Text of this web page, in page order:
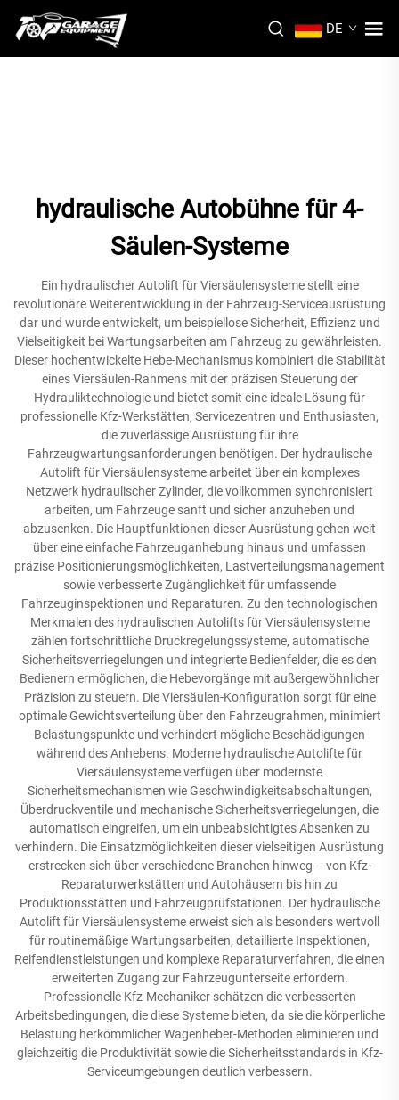
DE
hydraulische Autobühne für 4-
Säulen-Systeme
Ein hydraulischer Autolift für Viersäulensysteme stellt eine
revolutionäre Weiterentwicklung in der Fahrzeug-Serviceausrüstung
dar und wurde entwickelt, um beispiellose Sicherheit, Effizienz und
Vielseitigkeit bei Wartungsarbeiten am Fahrzeug zu gewährleisten.
Dieser hochentwickelte Hebe-Mechanismus kombiniert die Stabilität
eines Viersäulen-Rahmens mit der präzisen Steuerung der
Hydrauliktechnologie und bietet somit eine ideale Lösung für
professionelle Kfz-Werkstätten, Servicezentren und Enthusiasten,
die zuverlässige Ausrüstung für ihre
Fahrzeugwartungsanforderungen benötigen. Der hydraulische
Autolift für Viersäulensysteme arbeitet über ein komplexes
Netzwerk hydraulischer Zylinder, die vollkommen synchronisiert
arbeiten, um Fahrzeuge sanft und sicher anzuheben und
abzusenken. Die Hauptfunktionen dieser Ausrüstung gehen weit
über eine einfache Fahrzeuganhebung hinaus und umfassen
präzise Positionierungsmöglichkeiten, Lastverteilungsmanagement
sowie verbesserte Zugänglichkeit für umfassende
Fahrzeuginspektionen und Reparaturen. Zu den technologischen
Merkmalen des hydraulischen Autolifts für Viersäulensysteme
zählen fortschrittliche Druckregelungssysteme, automatische
Sicherheitsverriegelungen und integrierte Bedienfelder, die es den
Bedienern ermöglichen, die Hebevorgänge mit außergewöhnlicher
Präzision zu steuern. Die Viersäulen-Konfiguration sorgt für eine
optimale Gewichtsverteilung über den Fahrzeugrahmen, minimiert
Belastungspunkte und verhindert mögliche Beschädigungen
während des Anhebens. Moderne hydraulische Autolifte für
Viersäulensysteme verfügen über modernste
Sicherheitsmechanismen wie Geschwindigkeitsabschaltungen,
Überdruckventile und mechanische Sicherheitsverriegelungen, die
automatisch eingreifen, um ein unbeabsichtigtes Absenken zu
verhindern. Die Einsatzmöglichkeiten dieser vielseitigen Ausrüstung
erstrecken sich über verschiedene Branchen hinweg – von Kfz-
Reparaturwerkstätten und Autohäusern bis hin zu
Produktionsstätten und Fahrzeugprüfstationen. Der hydraulische
Autolift für Viersäulensysteme erweist sich als besonders wertvoll
für routinemäßige Wartungsarbeiten, detaillierte Inspektionen,
Reifendienstleistungen und komplexe Reparaturverfahren, die einen
erweiterten Zugang zur Fahrzeugunterseite erfordern.
Professionelle Kfz-Mechaniker schätzen die verbesserten
Arbeitsbedingungen, die diese Systeme bieten, da sie die körperliche
Belastung herkömmlicher Wagenheber-Methoden eliminieren und
gleichzeitig die Produktivität sowie die Sicherheitsstandards in Kfz-
Serviceumgebungen deutlich verbessern.